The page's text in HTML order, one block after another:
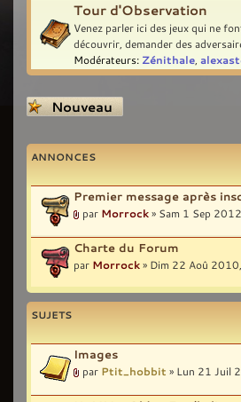
Tour d'Observation
Venez parler ici des jeux qui ne
découvrir, demander des
Modérateurs: Zénithale
Écrire un nouveau
sujet
ANNONCES
Premier message après
par Morrock» Sam 1 Sep
Charte du Forum
par Morrock» Dim 22 Aoû
SUJETS
Images
par Ptit_hobbit » Lun 21 Juil